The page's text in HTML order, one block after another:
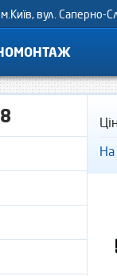
м.Київ, вул. Саперно-
На